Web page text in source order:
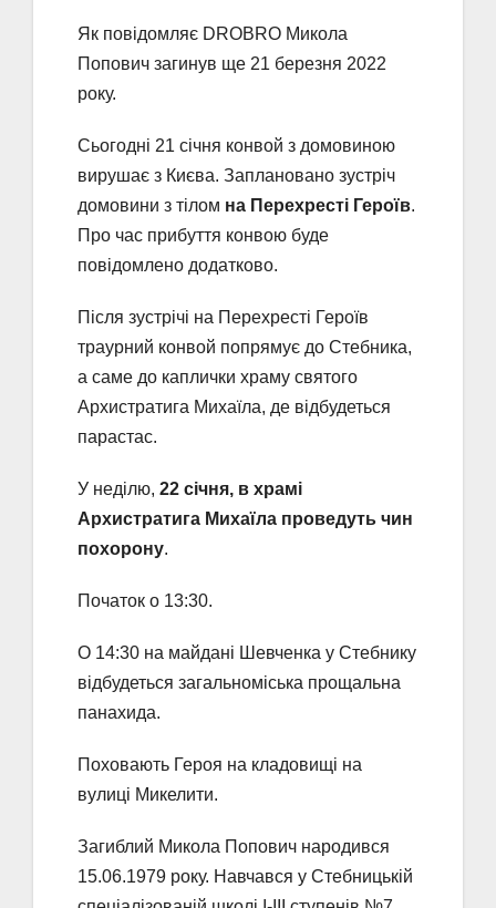
Як повідомляє DROBRO Микола
Попович загинув ще 21 березня 2022
року.
Сьогодні 21 січня конвой з домовиною
вирушає з Києва. Заплановано зустріч
домовини з тілом на Перехресті Героїв.
Про час прибуття конвою буде
повідомлено додатково.
Після зустрічі на Перехресті Героїв
траурний конвой попрямує до Стебника,
а саме до каплички храму святого
Архистратига Михаїла, де відбудеться
парастас.
У неділю, 22 січня, в храмі
Архистратига Михаїла проведуть чин
похорону.
Початок о 13:30.
О 14:30 на майдані Шевченка у Стебнику
відбудеться загальноміська прощальна
панахида.
Поховають Героя на кладовищі на
вулиці Микелити.
Загиблий Микола Попович народився
15.06.1979 року. Навчався у Cтебницькій